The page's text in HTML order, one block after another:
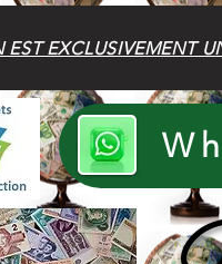
EST EXCLUSIVEMENT